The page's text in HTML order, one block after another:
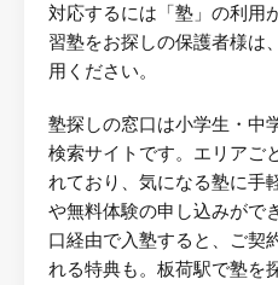
対応するには「塾」の利用
習塾をお探しの保護者様は
用ください。
塾探しの窓口は小学生・中
検索サイトです。エリアご
れており、気になる塾に手
や無料体験の申し込みがで
口経由で入塾すると、ご契
れる特典も。板荷駅で塾を